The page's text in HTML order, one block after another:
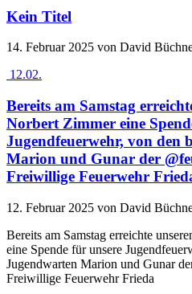
Kein Titel
14. Februar 2025 von David
12.02.
Bereits am Samstag
Norbert Zimmer eine
Jugendfeuerwehr, von den
Marion und Gunar der
Freiwillige Feuerwehr
12. Februar 2025 von David
Bereits am Samstag erreichte
eine Spende für unsere
Jugendwarten Marion und Gunar
Freiwillige Feuerwehr Frieda